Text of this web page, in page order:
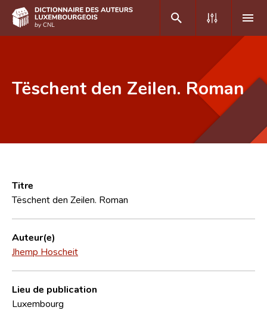
Foire aux questions
CNL
Équipe scientifique
Contact
Tëschent den Zeilen. Roman
Titre
Tëschent den Zeilen. Roman
Auteur(e)
Jhemp Hoscheit
Lieu de publication
Luxembourg